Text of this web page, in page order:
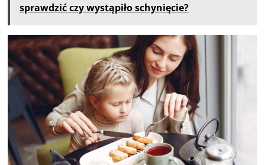
sprawdzić czy wystąpiło schynięcie?